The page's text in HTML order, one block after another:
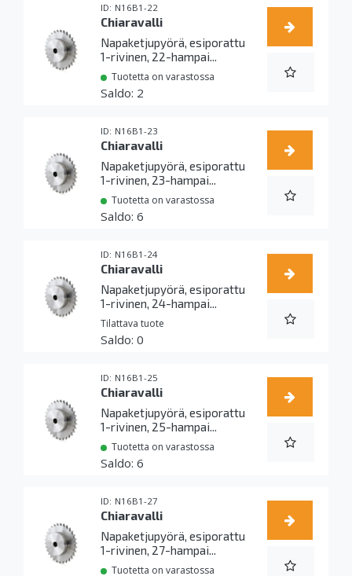
N16B1-22
Chiaravalli
Napaketjupyörä, esiporattu
1-rivinen, 22-hampai...
Tuotetta on varastossa
2
N16B1-23
Chiaravalli
Napaketjupyörä, esiporattu
1-rivinen, 23-hampai...
Tuotetta on varastossa
6
N16B1-24
Chiaravalli
Napaketjupyörä, esiporattu
1-rivinen, 24-hampai...
Tilattava tuote
0
N16B1-25
Chiaravalli
Napaketjupyörä, esiporattu
1-rivinen, 25-hampai...
Tuotetta on varastossa
6
N16B1-27
Chiaravalli
Napaketjupyörä, esiporattu
1-rivinen, 27-hampai...
Tuotetta on varastossa